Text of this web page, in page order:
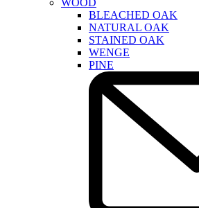
BLEACHED OAK
NATURAL OAK
STAINED OAK
WENGE
PINE